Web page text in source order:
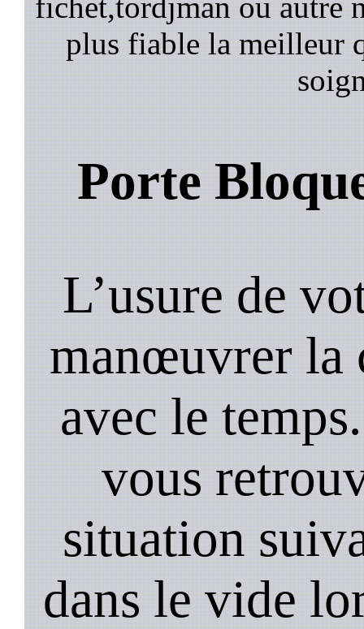
plus fiable la meilleur
Porte
L’usure de
manœuvrer la
avec le
vous
situation
dans le vide